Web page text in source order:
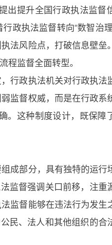
出提升全国行政执法监督
政执法监督转向“数智治理
法风险点，打破信息壁垒
程监督全面转型。
行政执法机关对行政执法
监督权威，而是在行政系
。这种制度设计，既保障
成部分，具有独特的运行
监督强调关口前移，注重
监督能够在违法行为发生
民、法人和其他组织的合